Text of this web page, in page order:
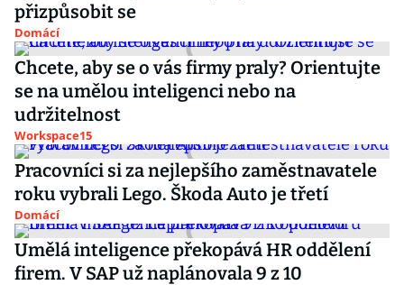
přizpůsobit se
Domácí
Chcete, aby se o vás firmy praly? Orientujte
se na umělou inteligenci nebo na
udržitelnost
Workspace15
Pracovníci si za nejlepšího zaměstnavatele
roku vybrali Lego. Škoda Auto je třetí
Domácí
Umělá inteligence překopává HR oddělení
firem. V SAP už naplánovala 9 z 10